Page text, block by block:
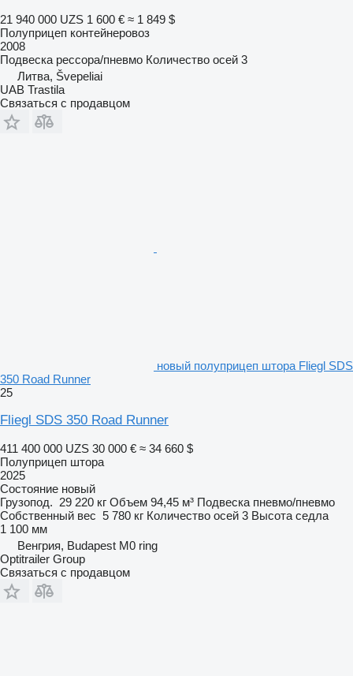
21 940 000 UZS 1 600 € ≈ 1 849 $
Полуприцеп контейнеровоз
2008
Подвеска рессора/пневмо Количество осей 3
Литва, Švepeliai
UAB Trastila
Связаться с продавцом
новый полуприцеп штора Fliegl SDS
350 Road Runner
25
Fliegl SDS 350 Road Runner
411 400 000 UZS 30 000 € ≈ 34 660 $
Полуприцеп штора
2025
Состояние новый
Грузопод. 29 220 кг Объем 94,45 м³ Подвеска пневмо/пневмо
Собственный вес 5 780 кг Количество осей 3 Высота седла
1 100 мм
Венгрия, Budapest M0 ring
Optitrailer Group
Связаться с продавцом